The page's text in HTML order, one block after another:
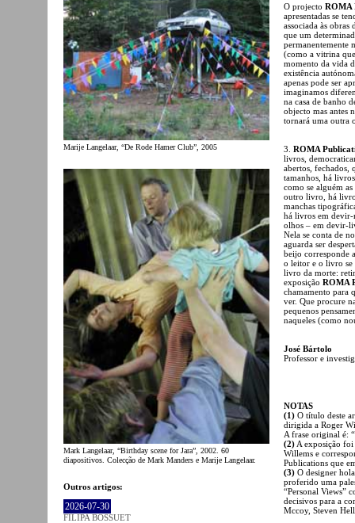
Marije Langelaar, “De Rode Hamer Club”, 2005
Mark Langelaar, “Birthday scene for Jara”, 2002. 60
diapositivos. Colecção de Mark Manders e Marije Langelaar.
Outros artigos:
2026-07-30
FILIPA BOSSUET
O projecto ROMA
apresentadas se
associada às obras
que um
permanentemente
(como a vitrina
momento da vida
existência
apenas pode ser
imaginamos
na casa de banho
objecto mas antes
tornará uma outra
3. ROMA
livros,
abertos, fechados,
tamanhos, há
como se alguém
outro livro, há
manchas
há livros em devir-
olhos – em devir-
Nela se conta de
aguarda ser
beijo corresponde
o leitor e o livro se
livro da morte:
exposição ROMA
chamamento para
ver. Que procure
pequenos
naqueles (como
José Bártolo
Professor e
NOTAS
(1) O título deste
dirigida a Roger
A frase original é:
(2) A exposição
Willems e
Publications que
(3) O designer
proferido uma
“Personal Views”
decisivos para a
Mccoy, Steven